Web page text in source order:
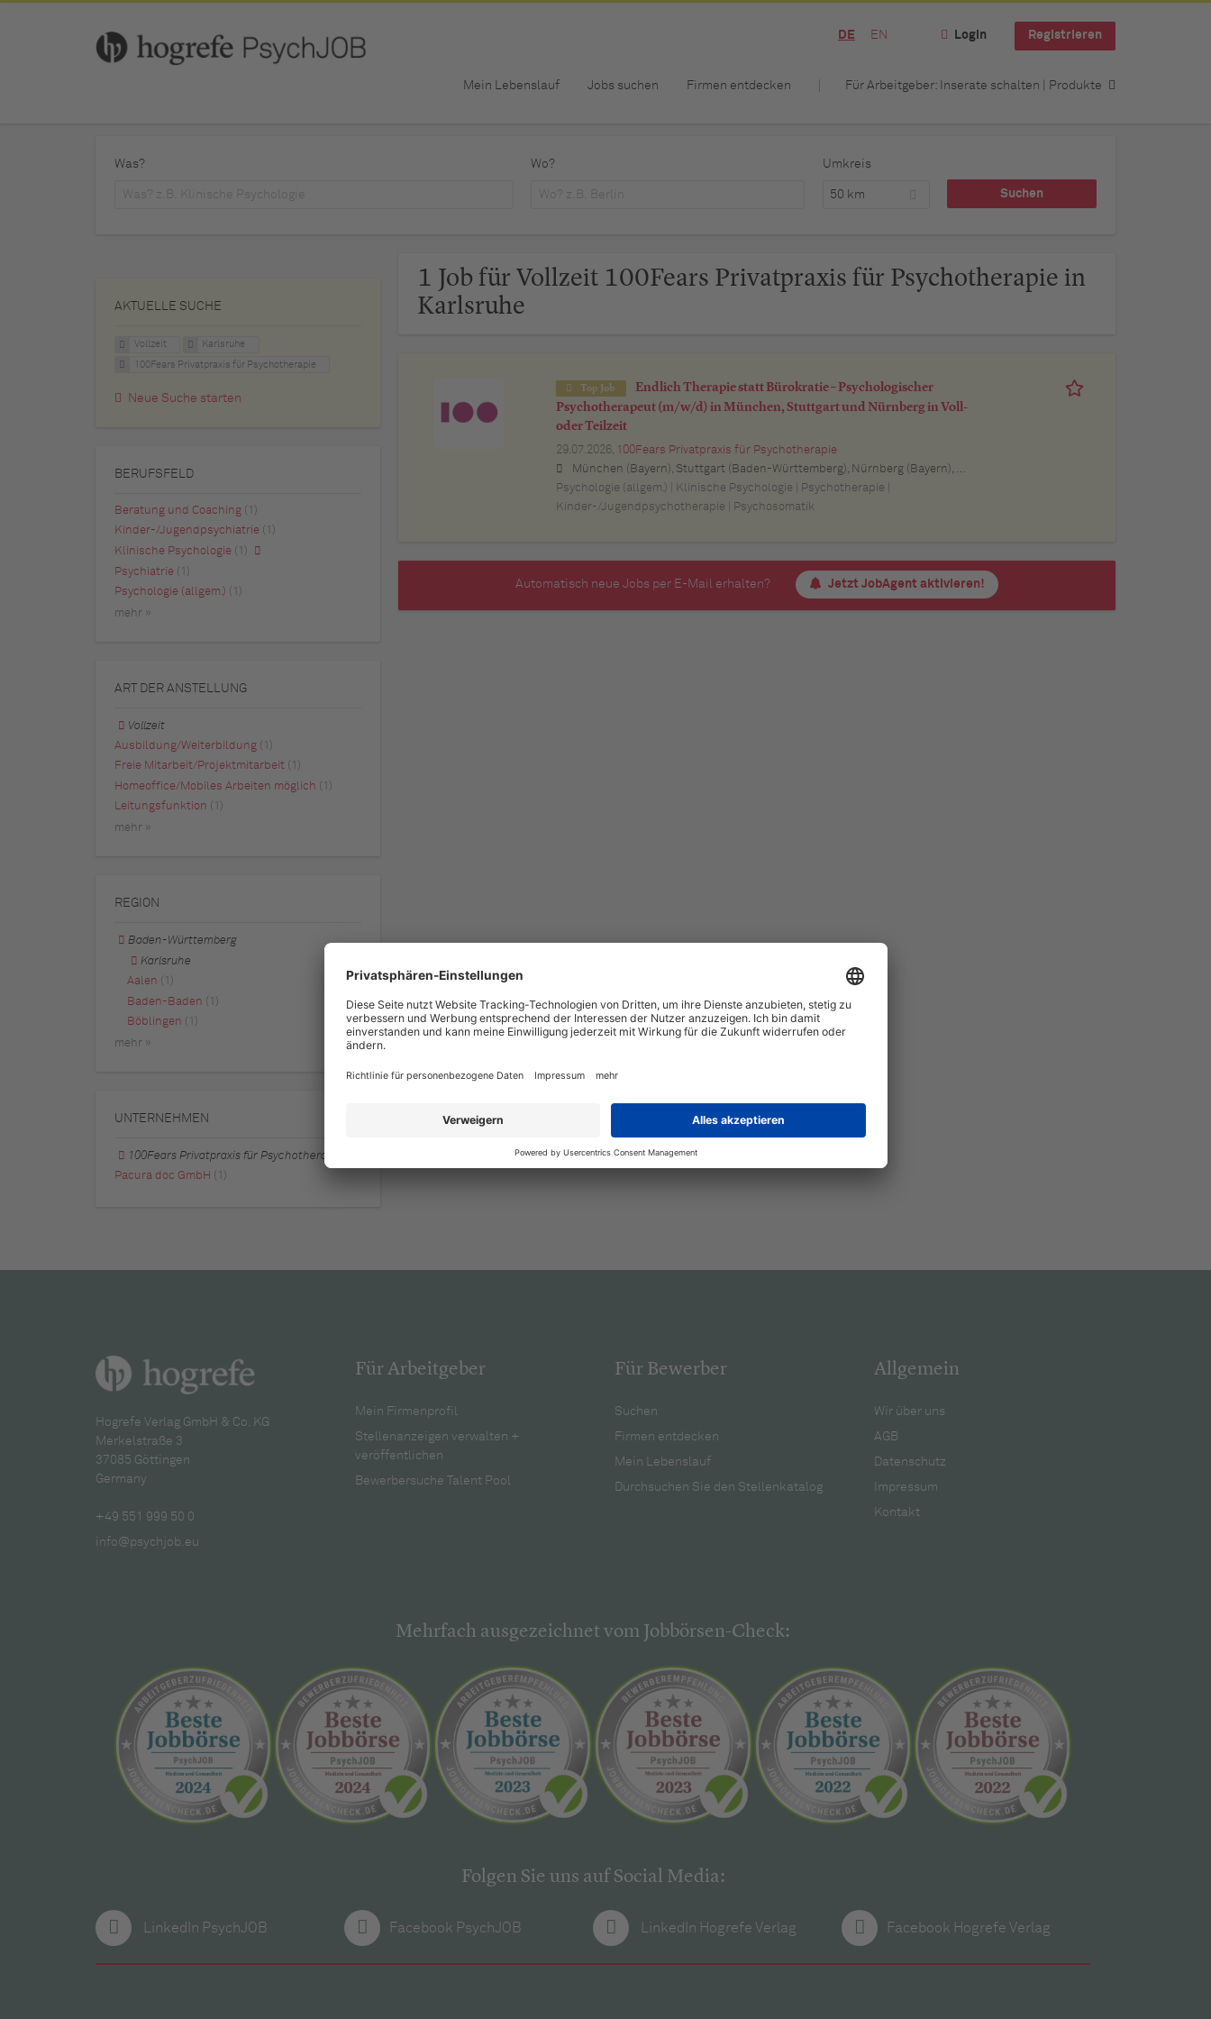
DE EN Login Registrieren
Mein Lebenslauf Jobs suchen Firmen entdecken Für Arbeitgeber: Inserate schalten | Produkte
Was? Wo? Umkreis
50 km
1 Job für Vollzeit 100Fears Privatpraxis für Psychotherapie in
Karlsruhe
Top Job
Endlich Therapie statt Bürokratie – Psychologischer
Psychotherapeut (m/w/d) in München, Stuttgart und Nürnberg in Voll-
oder Teilzeit
29.07.2026, 100Fears Privatpraxis für Psychotherapie
München (Bayern), Stuttgart (Baden-Württemberg), Nürnberg (Bayern), Esslingen am Neckar (Baden-Württemberg), Ludwigsburg (Baden-Württemberg), Sindelfingen (Baden-Württemberg), Böblingen (Baden-Württemberg), Waiblingen (Baden-Württemberg), Heilbronn (Baden-Württemberg), Reutlingen (Baden-Württemberg), Tübingen (Baden-Württemberg), Aalen (Baden-Württemberg), Schwäbisch Gmünd (Baden-Württemberg), Karlsruhe (Baden-Württemberg), Mannheim (Baden-Württemberg), Ulm (Baden-Württemberg), Pforzheim (Baden-Württemberg), Offenburg (Baden-Württemberg), Göppingen (Baden-Württemberg), Baden-Baden (Baden-Württemberg), Heidenheim an der Brenz (Baden-Württemberg), Ingolstadt (Bayern), Erlangen (Bayern), Regensburg (Bayern), Bamberg (Bayern), Bayreuth (Bayern)
Psychologie (allgem.) | Klinische Psychologie | Psychotherapie |
Kinder-/Jugendpsychotherapie | Psychosomatik
Automatisch neue Jobs per E-Mail erhalten? Jetzt JobAgent aktivieren!
AKTUELLE SUCHE
Vollzeit Karlsruhe
100Fears Privatpraxis für Psychotherapie
Neue Suche starten
BERUFSFELD
Beratung und Coaching
(1)
Kinder-/Jugendpsychiatrie
(1)
Klinische Psychologie
(1)
Psychiatrie (1)
Psychologie (allgem.) (1)
mehr »
ART DER ANSTELLUNG
Vollzeit
Ausbildung/Weiterbildung
(1)
Freie Mitarbeit/Projektmitarbeit
(1)
Homeoffice/Mobiles Arbeiten möglich (1)
Leitungsfunktion (1)
mehr »
REGION
Baden-Württemberg
Karlsruhe
Aalen
(1)
Baden-Baden (1)
Böblingen (1)
mehr »
UNTERNEHMEN
100Fears Privatpraxis für Psychotherapie
Pacura doc GmbH
(1)
Hogrefe Verlag GmbH & Co. KG
Merkelstraße 3
37085 Göttingen
Germany
+49 551 999 50 0
info@psychjob.eu
Für Arbeitgeber
Mein Firmenprofil
Stellenanzeigen verwalten +
veröffentlichen
Bewerbersuche Talent Pool
Für Bewerber
Suchen
Firmen entdecken
Mein Lebenslauf
Durchsuchen Sie den Stellenkatalog
Allgemein
Wir über uns
AGB
Datenschutz
Impressum
Kontakt
Mehrfach ausgezeichnet vom Jobbörsen-Check:
Folgen Sie uns auf Social Media:
LinkedIn PsychJOB Facebook PsychJOB LinkedIn Hogrefe Verlag Facebook Hogrefe Verlag